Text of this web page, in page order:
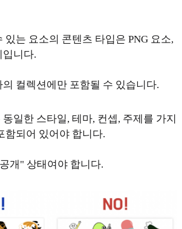
있는 요소의 콘텐츠 타입은 PNG 요소,
입니다.
컬렉션에만 포함될 수 있습니다.
일한 스타일, 테마, 컨셉, 주제를 가지
함되어 있어야 합니다.
개" 상태여야 합니다.